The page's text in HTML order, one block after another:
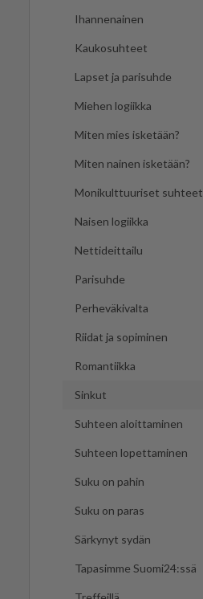
Ihannenainen
Kaukosuhteet
Lapset ja parisuhde
Miehen logiikka
Miten mies isketään?
Miten nainen isketään?
Monikulttuuriset suhteet
Naisen logiikka
Nettideittailu
Parisuhde
Perheväkivalta
Riidat ja sopiminen
Romantiikka
Sinkut
Suhteen aloittaminen
Suhteen lopettaminen
Suku on pahin
Suku on paras
Särkynyt sydän
Tapasimme Suomi24:ssä